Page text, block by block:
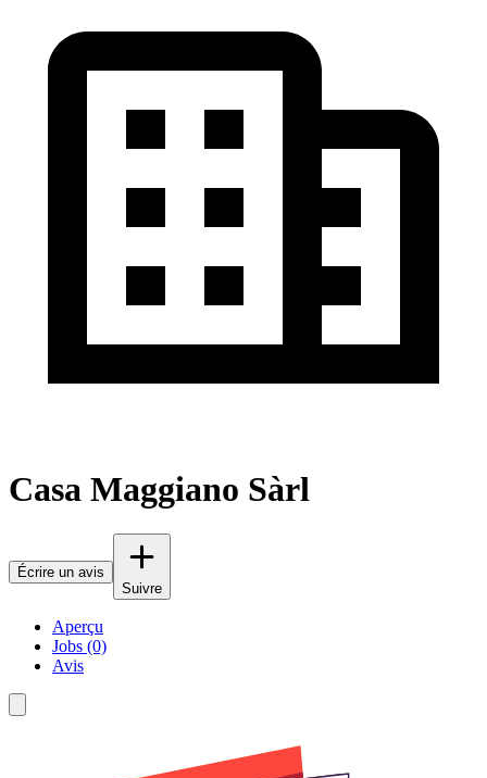
Casa Maggiano Sàrl
Écrire un avis
Suivre
Aperçu
Jobs (0)
Avis